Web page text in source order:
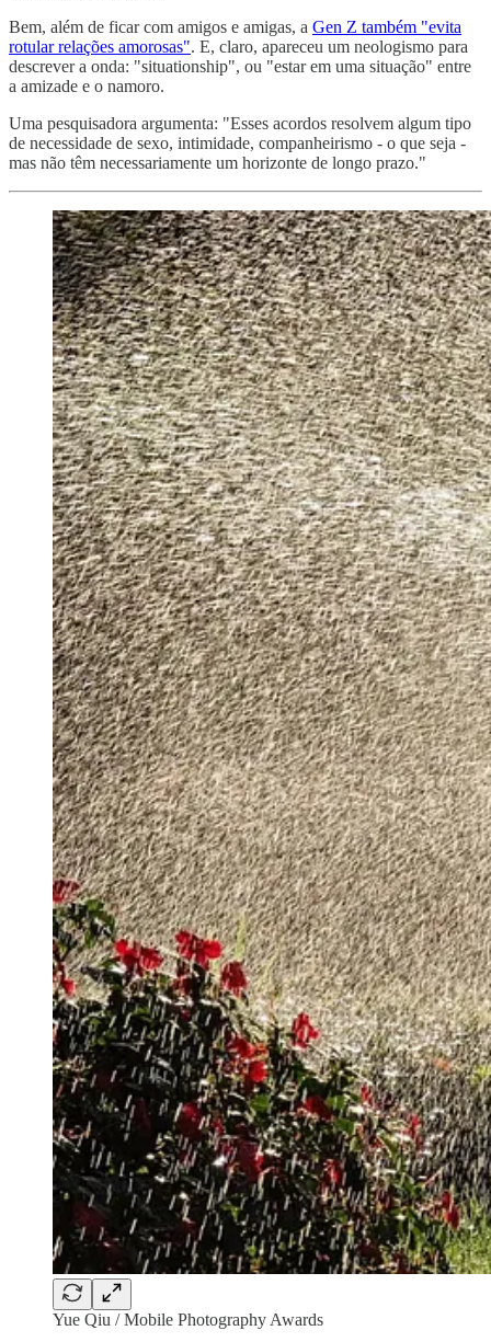
Bem, além de ficar com amigos e amigas, a Gen Z também "evita
rotular relações amorosas". E, claro, apareceu um neologismo para
descrever a onda: "situationship", ou "estar em uma situação" entre
a amizade e o namoro.
Uma pesquisadora argumenta: "Esses acordos resolvem algum tipo
de necessidade de sexo, intimidade, companheirismo - o que seja -
mas não têm necessariamente um horizonte de longo prazo."
Yue Qiu / Mobile Photography Awards